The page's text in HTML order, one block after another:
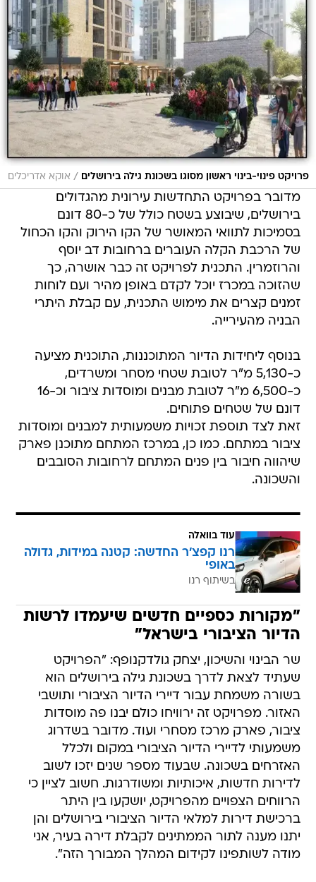
פרויקט פינוי-בינוי ראשון מסוגו בשכונת גילה בירושלים / אוקא אדריכלים
מדובר בפרויקט התחדשות עירונית מהגדולים
בירושלים, שיבוצע בשטח כולל של כ-80 דונם
בסמיכות לתוואי המאושר של הקו הירוק והקו הכחול
של הרכבת הקלה העוברים ברחובות דב יוסף
והרוזמרין. התכנית לפרויקט זה כבר אושרה, כך
שהזוכה במכרז יוכל לקדם באופן מהיר ועם לוחות
זמנים קצרים את מימוש התכנית, עם קבלת היתרי
הבניה מהעירייה.
בנוסף ליחידות הדיור המתוכננות, התוכנית מציעה
כ-5,130 מ"ר לטובת שטחי מסחר ומשרדים,
כ-6,500 מ"ר לטובת מבנים ומוסדות ציבור וכ-16
דונם של שטחים פתוחים.
זאת לצד תוספת זכויות משמעותית למבנים ומוסדות
ציבור במתחם. כמו כן, במרכז המתחם מתוכנן פארק
שיהווה חיבור בין פנים המתחם לרחובות הסובבים
והשכונה.
עוד בוואלה
רנו קפצ'ר החדשה: קטנה במידות, גדולה
באופי
בשיתוף רנו
"מקורות כספיים חדשים שיעמדו לרשות
הדיור הציבורי בישראל"
שר הבינוי והשיכון, יצחק גולדקנופף: "הפרויקט
שעתיד לצאת לדרך בשכונת גילה בירושלים הוא
בשורה משמחת עבור דיירי הדיור הציבורי ותושבי
האזור. מפרויקט זה ירוויחו כולם יבנו פה מוסדות
ציבור, פארק מרכז מסחרי ועוד. מדובר בשדרוג
משמעותי לדיירי הדיור הציבורי במקום ולכלל
האזרחים בשכונה. שבעוד מספר שנים יזכו לשוב
לדירות חדשות, איכותיות ומשודרגות. חשוב לציין כי
הרווחים הצפויים מהפרויקט, יושקעו בין היתר
ברכישת דירות למלאי הדיור הציבורי בירושלים והן
יתנו מענה לתור הממתינים לקבלת דירה בעיר, אני
מודה לשותפינו לקידום המהלך המבורך הזה".